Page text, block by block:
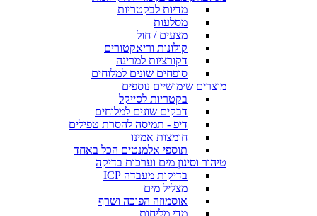
מדיות לבקטריות
מסלעות
מצעים / חול
קולונות וריאקטורים
דקורציות למרינה
סופחים שונים למלוחים
מוצרים שימושיים נוספים
בקטריות לסייקל
דבקים שונים למלוחים
דיפ - תמיסה להסרת טפילים
חומצות אמינו
תוספי אלמנטים הכל באחד
טיהור וסינון מים וערכות בדיקה
בדיקות מעבדה ICP
מצליל מים
אוסמוזה הפוכה ושרף
מדי מליחות